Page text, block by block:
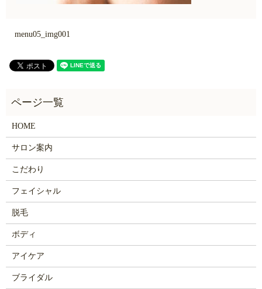
menu05_img001
HOME
サロン案内
こだわり
フェイシャル
脱毛
ボディ
アイケア
ブライダル